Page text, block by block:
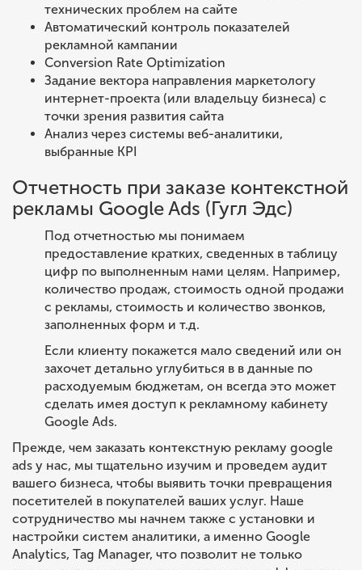
технических проблем на сайте
Автоматический контроль показателей
рекламной кампании
Conversion Rate Optimization
Задание вектора направления маркетологу
интернет-проекта (или владельцу бизнеса) с
точки зрения развития сайта
Анализ через системы веб-аналитики,
выбранные KPI
Отчетность при заказе контекстной
рекламы Google Ads (Гугл Эдс)
Под отчетностью мы понимаем
предоставление кратких, сведенных в таблицу
цифр по выполненным нами целям. Например,
количество продаж, стоимость одной продажи
с рекламы, стоимость и количество звонков,
заполненных форм и т.д.
Если клиенту покажется мало сведений или он
захочет детально углубиться в в данные по
расходуемым бюджетам, он всегда это может
сделать имея доступ к рекламному кабинету
Google Ads.
Прежде, чем заказать контекстную рекламу google
ads у нас, мы тщательно изучим и проведем аудит
вашего бизнеса, чтобы выявить точки превращения
посетителей в покупателей ваших услуг. Наше
сотрудничество мы начнем также с установки и
настройки систем аналитики, а именно Google
Analytics, Tag Manager, что позволит не только